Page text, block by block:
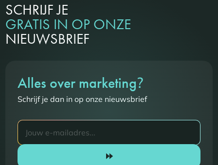
SCHRIJF JE
GRATIS IN OP ONZE
NIEUWSBRIEF
Alles over marketing?
Schrijf je dan in op onze nieuwsbrief